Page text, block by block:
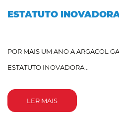
ESTATUTO
POR MAIS UM ANO A ARGACOL
ESTATUTO INOVADORA...
LER MAIS